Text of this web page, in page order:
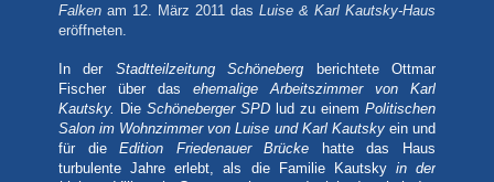
Falken am 12. März 2011 das Luise & Karl Kautsky-Haus
eröffneten.
In der Stadtteilzeitung Schöneberg berichtete Ottmar
Fischer über das ehemalige Arbeitszimmer von Karl
Kautsky.
Die Schöneberger SPD lud zu einem Politischen
Salon im Wohnzimmer von Luise und Karl Kautskyein und
für dieEdition Friedenauer Brücke hatte das Haus
turbulente Jahre erlebt, als die Familie Kautsky in der